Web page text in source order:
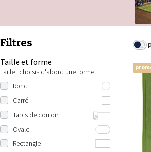
Filtres
Taille et forme
Taille : choisis d'abord une forme
Rond
80 cm rond
100 cm rond
120 cm rond
140 cm rond
Carré
100x100 cm
120x120 cm
130x130 cm
Tapis de couloir
Longueur : 200 cm
Longueur : 230 cm
Ovale
100x150 cm
Rectangle